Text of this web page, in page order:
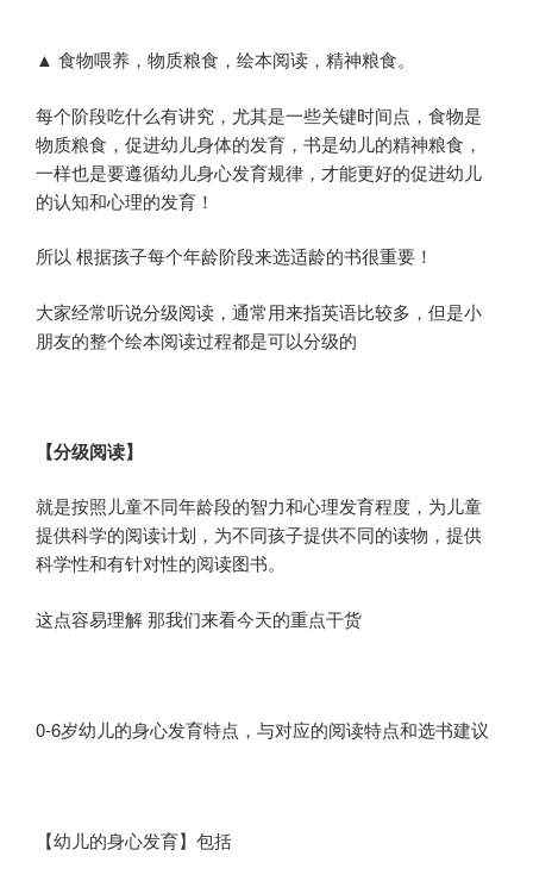
▲ 食物喂养，物质粮食，绘本阅读，精神粮食。
每个阶段吃什么有讲究，尤其是一些关键时间点，食物是
物质粮食，促进幼儿身体的发育，书是幼儿的精神粮食，
一样也是要遵循幼儿身心发育规律，才能更好的促进幼儿
的认知和心理的发育！
所以 根据孩子每个年龄阶段来选适龄的书很重要！
大家经常听说分级阅读，通常用来指英语比较多，但是小
朋友的整个绘本阅读过程都是可以分级的
【分级阅读】
就是按照儿童不同年龄段的智力和心理发育程度，为儿童
提供科学的阅读计划，为不同孩子提供不同的读物，提供
科学性和有针对性的阅读图书。
这点容易理解 那我们来看今天的重点干货
0-6岁幼儿的身心发育特点，与对应的阅读特点和选书建议
【幼儿的身心发育】包括